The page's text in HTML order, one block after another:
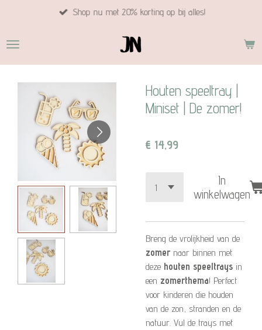
naar
hoofdinhoud
Shop nu met 20% korting op bij alles!
Houten speeltray |
Miniset | De zomer!
€ 14,99
In
winkelwagen
Breng de vrolijkheid van de
zomer naar binnen met
deze houten speeltrays in
een zomerthema! Perfect
voor kinderen die houden
van de zon, stranden en de
natuur. Vul de trays met